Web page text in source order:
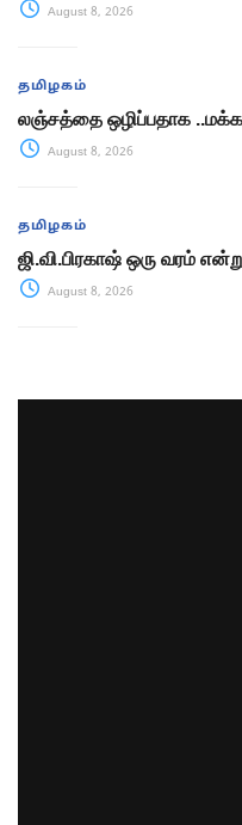
August 8, 2026
தமிழகம்
லஞ்சத்தை ஒழிப்பதாக
August 8, 2026
தமிழகம்
ஜி.வி.பிரகாஷ் ஒரு வரம்
August 8, 2026